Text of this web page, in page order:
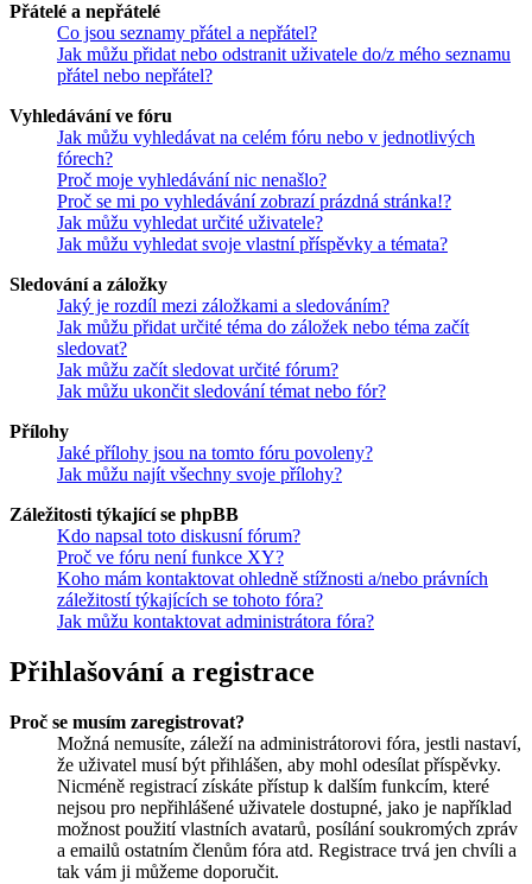
Přátelé a nepřátelé
Co jsou seznamy přátel a nepřátel?
Jak můžu přidat nebo odstranit uživatele do/z mého seznamu
přátel nebo nepřátel?
Vyhledávání ve fóru
Jak můžu vyhledávat na celém fóru nebo v jednotlivých
fórech?
Proč moje vyhledávání nic nenašlo?
Proč se mi po vyhledávání zobrazí prázdná stránka!?
Jak můžu vyhledat určité uživatele?
Jak můžu vyhledat svoje vlastní příspěvky a témata?
Sledování a záložky
Jaký je rozdíl mezi záložkami a sledováním?
Jak můžu přidat určité téma do záložek nebo téma začít
sledovat?
Jak můžu začít sledovat určité fórum?
Jak můžu ukončit sledování témat nebo fór?
Přílohy
Jaké přílohy jsou na tomto fóru povoleny?
Jak můžu najít všechny svoje přílohy?
Záležitosti týkající se phpBB
Kdo napsal toto diskusní fórum?
Proč ve fóru není funkce XY?
Koho mám kontaktovat ohledně stížnosti a/nebo právních
záležitostí týkajících se tohoto fóra?
Jak můžu kontaktovat administrátora fóra?
Přihlašování a registrace
Proč se musím zaregistrovat?
Možná nemusíte, záleží na administrátorovi fóra, jestli nastaví,
že uživatel musí být přihlášen, aby mohl odesílat příspěvky.
Nicméně registrací získáte přístup k dalším funkcím, které
nejsou pro nepřihlášené uživatele dostupné, jako je například
možnost použití vlastních avatarů, posílání soukromých zpráv
a emailů ostatním členům fóra atd. Registrace trvá jen chvíli a
tak vám ji můžeme doporučit.